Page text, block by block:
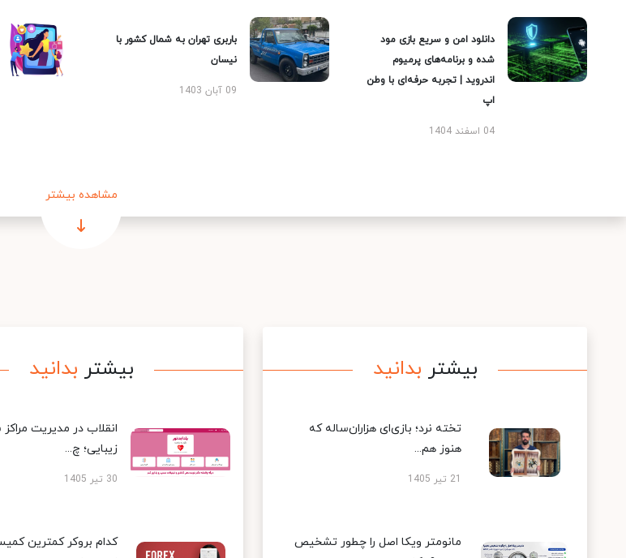
دانلود امن و سریع بازی مود
شده و برنامه‌های پرمیوم
اندروید | تجربه حرفه‌ای با وطن
اپ
04 اسفند 1404
باربری تهران به شمال کشور با
نیسان
09 آبان 1403
مشاهده بیشتر
بیشتر بدانید
تخته نرد؛ بازی‌ای هزاران‌ساله که
هنوز هم...
21 تیر 1405
مانومتر ویکا اصل را چطور تشخیص
بیشتر بدانید
انقلاب در مدیریت
زیبایی؛ چ...
30 تیر 1405
کدام بروکر کمترین